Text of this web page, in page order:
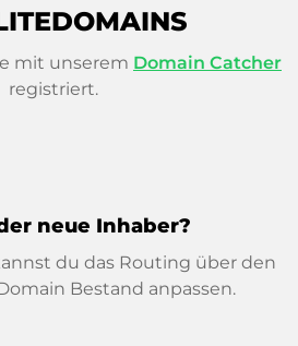
mit unserem Domain Catcher
registriert.
neue Inhaber?
du das Routing über den
Bestand anpassen.